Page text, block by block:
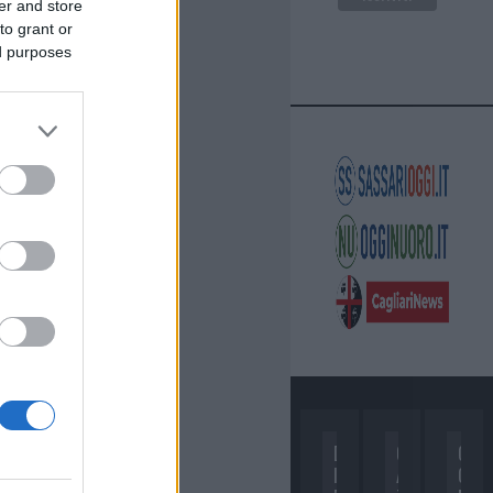
and store
grant or
purposes
D
I
C
A
C
O